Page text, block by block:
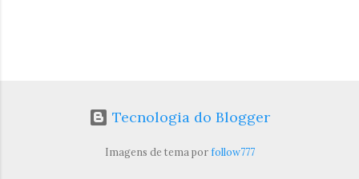
Tecnologia do Blogger
Imagens de tema porfollow777